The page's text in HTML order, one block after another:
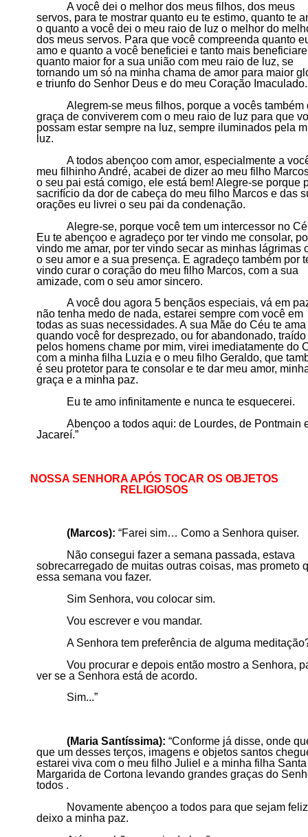
A você dei o melhor dos meus filhos, dos meus
servos, para te mostrar quanto eu te estimo, quanto te
o quanto a você dei o meu raio de luz o melhor do
dos meus servos. Para que você compreenda quanto
amo e quanto a você beneficiei e tanto mais
quanto maior for a sua união com meu raio de luz, se
tornando um só na minha chama de amor para maior
e triunfo do Senhor Deus e do meu Coração Imaculado.
Alegrem-se meus filhos, porque a vocês também
graça de conviverem com o meu raio de luz para que
possam estar sempre na luz, sempre iluminados pela
luz.
A todos abençoo com amor, especialmente a
meufilhinho André, acabei de dizer ao meu filho
o seu pai está comigo, ele está bem! Alegre-se porque
sacrifício da dor de cabeça do meu filho Marcos e das
orações eu livrei o seu pai da condenação.
Alegre-se, porque você tem um intercessor no
Eu te abençoo e agradeço por ter vindo me consolar,
vindo me amar, por ter vindo secar as minhas lágrimas
o seu amor e a sua presença. E agradeço também por
vindo curar o coração do meu filho Marcos, com a sua
amizade, com o seu amor sincero.
A você dou agora 5 bençãos especiais, vá em
não tenha medo de nada, estarei sempre com você em
todas as suas necessidades. Asua Mãe do Céu te
quando você for desprezado, ou for abandonado, traído
pelos homens chame por mim, virei imediatamente do
com a minha filha Luzia e o meu filho Geraldo, que
é seu protetor para te consolar e te dar meu amor,
graça e a minha paz.
Eu te amo infinitamente e nunca te esquecerei.
Abençoo a todos aqui: de Lourdes, de Pontmain
Jacareí.”
NOSSA SENHORA APÓS TOCAR OS OBJETOS
RELIGIOSOS
(Marcos): “Farei sim… Como a Senhora quiser.
Não consegui fazer a semana passada, estava
sobrecarregado de muitas outras coisas, mas prometo
essa semana vou fazer.
Sim Senhora, vou colocar sim.
Vou escrever e vou mandar.
A Senhora tem preferência de alguma
Vou procurar e depois então mostro a Senhora,
ver se a Senhora está de acordo.
Sim...”
(Maria Santíssima): “Conforme já disse, onde
que um desses terços, imagens e objetos santos
estarei viva com o meu filho Juliel e a minha filha Santa
Margarida de Cortona levando grandes graças do
todos .
Novamente abençoo a todos para que sejam
deixo a minha paz.